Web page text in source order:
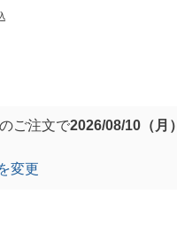
ご注文で2026/08/10（月）
変更